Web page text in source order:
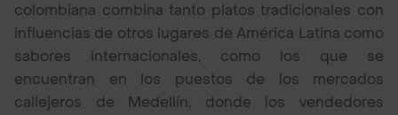
colombiana combina tanto platos tradicionales con
influencias de otros lugares de América Latina como
sabores internacionales, como los que se
encuentran en los puestos de los mercados
callejeros de Medellín, donde los vendedores